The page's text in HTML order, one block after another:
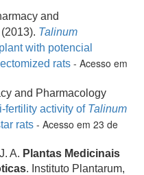
and
Talinum
with potencial
rats - Acesso em
and Pharmacology
fertility activity of Talinum
rats - Acesso em 23 de
A. Plantas Medicinais
. Instituto Plantarum,